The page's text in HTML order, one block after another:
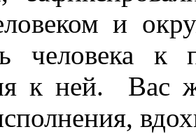
и
человека к
к ней. Вас